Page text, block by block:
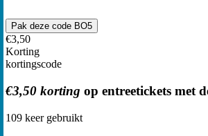
Pak deze code BO5
€3,50
Korting
kortingscode
€3,50 korting op entreetickets met
109 keer gebruikt